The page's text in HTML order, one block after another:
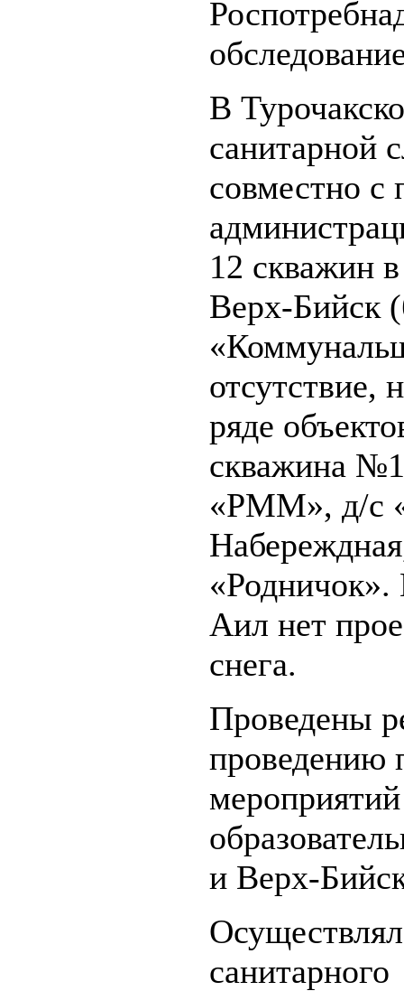
В
санитарной
совместно с
12 скважин
Верх-Бийск
отсутствие,
ряде
скважина
«РММ», д/с
Аил нет
снега.
Проведены
проведению
и Верх-